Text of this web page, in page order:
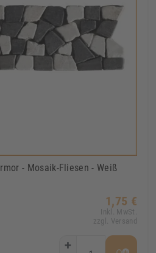
- Mosaik-Fliesen - Weiß
1,75 €
Inkl. MwSt.
zzgl. Versand
+